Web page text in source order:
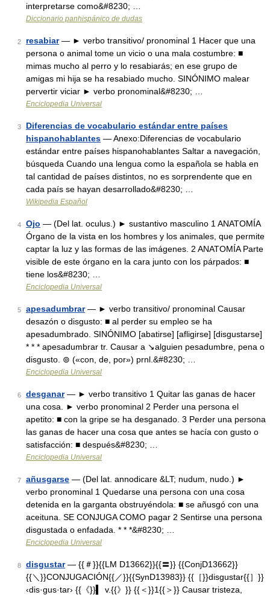
interpretarse como&#8230; …
Diccionario panhispánico de dudas
2 resabiar— ► verbo transitivo/ pronominal 1 Hacer que una
persona o animal tome un vicio o una mala costumbre: ■
mimas mucho al perro y lo resabiarás; en ese grupo de
amigas mi hija se ha resabiado mucho. SINÓNIMO malear
pervertir viciar ► verbo pronominal&#8230; …
Enciclopedia Universal
3
Diferencias de vocabulario estándar entre países
hispanohablantes — Anexo:Diferencias de vocabulario
estándar entre países hispanohablantes Saltar a navegación,
búsqueda Cuando una lengua como la española se habla en
tal cantidad de países distintos, no es sorprendente que en
cada país se hayan desarrollado&#8230; …
Wikipedia Español
4 Ojo — (Del lat. oculus.) ► sustantivo masculino 1 ANATOMÍA
Órgano de la vista en los hombres y los animales, que permite
captar la luz y las formas de las imágenes. 2 ANATOMÍA Parte
visible de este órgano en la cara junto con los párpados: ■
tiene los&#8230; …
Enciclopedia Universal
5 apesadumbrar— ► verbo transitivo/ pronominal Causar
desazón o disgusto: ■ al perder su empleo se ha
apesadumbrado. SINÓNIMO [abatirse] [afligirse] [disgustarse]
* * * apesadumbrar tr. Causar a ↘alguien pesadumbre, pena o
disgusto. ⊚ («con, de, por») prnl.&#8230; …
Enciclopedia Universal
6 desganar— ► verbo transitivo 1 Quitar las ganas de hacer
una cosa. ► verbo pronominal 2 Perder una persona el
apetito: ■ con la gripe se ha desganado. 3 Perder una persona
las ganas de hacer una cosa que antes se hacía con gusto o
satisfacción: ■ después&#8230; …
Enciclopedia Universal
7 añusgarse — (Del lat. annodicare &LT; nudum, nudo.) ►
verbo pronominal 1 Quedarse una persona con una cosa
detenida en la garganta obstruyéndola: ■ se añusgó con una
aceituna. SE CONJUGA COMO pagar 2 Sentirse una persona
disgustada o enfadada. * * *&#8230; …
Enciclopedia Universal
8 disgustar— {{＃}}{{LM D13662}}{{〓}} {{ConjD13662}}
{{＼}}CONJUGACIÓN{{／}}{{SynD13983}} {{［}}disgustar{{］}}
‹dis·gus·tar› {{《}}▍ v.{{》}} {{＜}}1{{＞}} Causar tristeza,